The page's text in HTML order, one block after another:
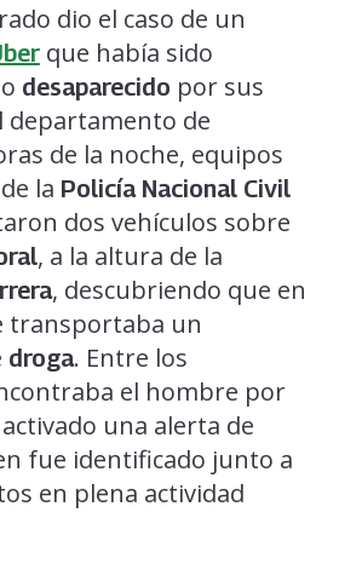
dio el caso de un
que había sido
desaparecido por sus
departamento de
de la noche, equipos
la Policía Nacional Civil
dos vehículos sobre
, a la altura de la
, descubriendo que en
transportaba un
droga. Entre los
el hombre por
una alerta de
fue identificado junto a
en plena actividad